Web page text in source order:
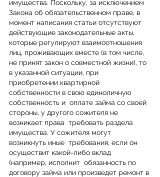
имущества. Поскольку, за исключением
Закона об обязательственном праве, в
момент написания статьи отсутствуют
действующие законодательные акты,
которые регулируют взаимоотношения
лиц, проживающих вместе (в том числе,
не принят закон о совместной жизни), то
в указанной ситуации, при
приобретении квартирной
собственности в свою единоличную
собственность и  оплате займа со своей
стороны, у другого сожителя не
возникает права  требовать раздела
имущества. У сожителя могут
возникнуть иные  требования, если он
осуществит какой-либо вклад
(например, исполнит  обязанность по
договору займа или произведет ремонт в